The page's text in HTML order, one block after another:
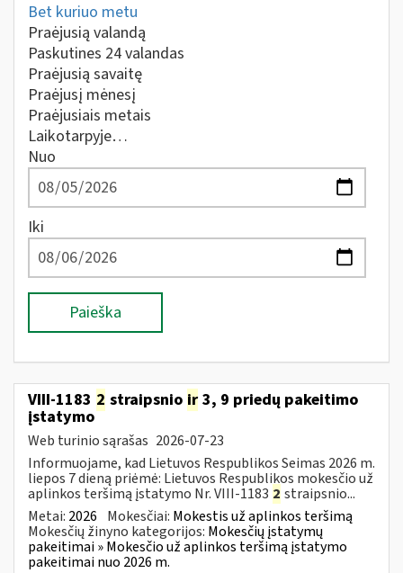
Bet kuriuo metu
Praėjusią valandą
Paskutines 24 valandas
Praėjusią savaitę
Praėjusį mėnesį
Praėjusiais metais
Laikotarpyje…
Nuo
Iki
Paieška
VIII-1183 2 straipsnio ir 3, 9 priedų pakeitimo
įstatymo
Web turinio sąrašas 2026-07-23
Informuojame, kad Lietuvos Respublikos Seimas 2026 m.
liepos 7 dieną priėmė: Lietuvos Respublikos mokesčio už
aplinkos teršimą įstatymo Nr. VIII-1183 2 straipsnio...
Metai: 2026 Mokesčiai: Mokestis už aplinkos teršimą
Mokesčių žinyno kategorijos: Mokesčių įstatymų
pakeitimai » Mokesčio už aplinkos teršimą įstatymo
pakeitimai nuo 2026 m.